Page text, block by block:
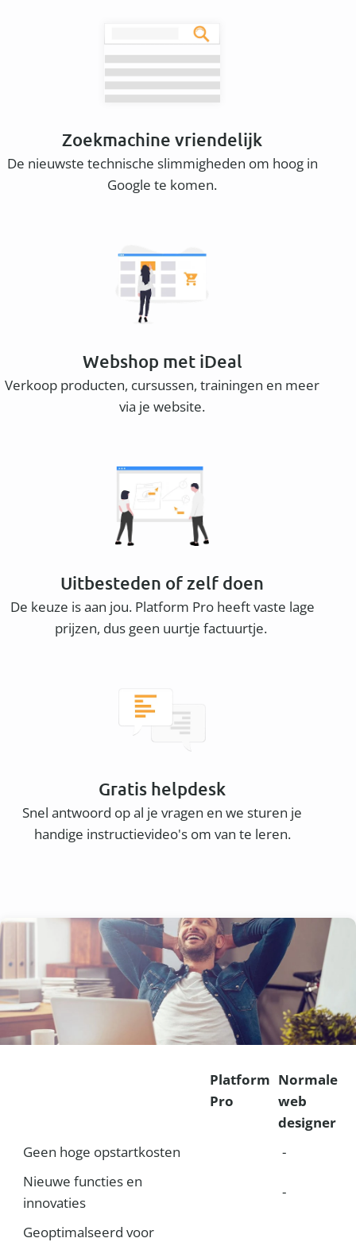
Zoekmachine vriendelijk
De nieuwste technische slimmigheden om hoog in
Google te komen.
Webshop met iDeal
Verkoop producten, cursussen, trainingen en meer
via je website.
Uitbesteden of zelf doen
De keuze is aan jou. Platform Pro heeft vaste lage
prijzen, dus geen uurtje factuurtje.
Gratis helpdesk
Snel antwoord op al je vragen en we sturen je
handige instructievideo's om van te leren.
Platform
Pro
Normale
web
designer
Geen hoge opstartkosten
-
Nieuwe functies en
innovaties
-
Geoptimalseerd voor